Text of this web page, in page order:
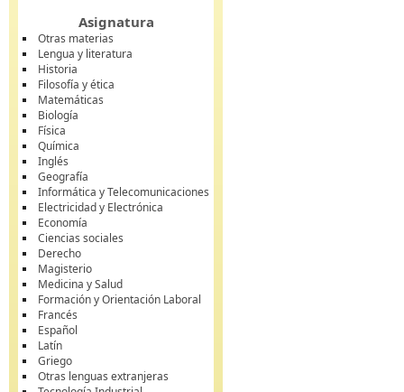
Asignatura
Otras materias
Lengua y literatura
Historia
Filosofía y ética
Matemáticas
Biología
Física
Química
Inglés
Geografía
Informática y Telecomunicaciones
Electricidad y Electrónica
Economía
Ciencias sociales
Derecho
Magisterio
Medicina y Salud
Formación y Orientación Laboral
Francés
Español
Latín
Griego
Otras lenguas extranjeras